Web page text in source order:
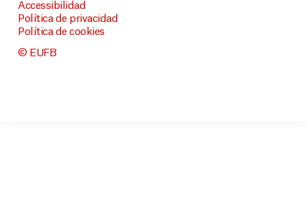
Accessibilidad
Política de privacidad
Política de cookies
© EUFB